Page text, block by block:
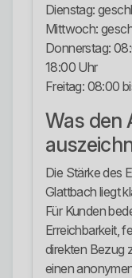
Dienstag:
Mittwoch:
Donnerstag:
18:00 Uhr
Freitag: 08:00
Was den
Die Stärke des
Glattbach liegt
Für Kunden
Erreichbarkeit,
direkten Bezug
einen